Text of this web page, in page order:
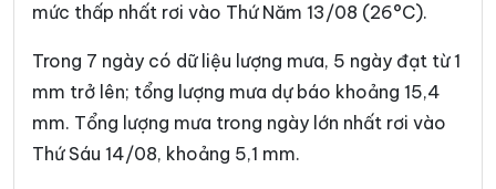
Xã Đồng Sơn Xã Gia Thuận
Xã Gò Công Đông Xã Hậu Mỹ
Xã Hiệp Đức Xã Hòa Long
Xã Hội Cư Xã Hưng Thạnh
mức thấp nhất rơi vào Thứ Năm 13/08 (26°C).
Trong 7 ngày có dữ liệu lượng mưa, 5 ngày đạt từ 1
mm trở lên; tổng lượng mưa dự báo khoảng 15,4
mm. Tổng lượng mưa trong ngày lớn nhất rơi vào
Thứ Sáu 14/08, khoảng 5,1 mm.